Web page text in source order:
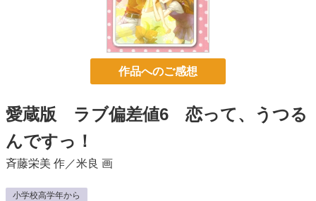
作品へのご感想
愛蔵版 ラブ偏差値6 恋って、うつる
んですっ！
斉藤栄美 作／米良 画
小学校高学年から